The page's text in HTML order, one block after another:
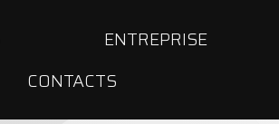
ENTREPRISE
CONTACTS